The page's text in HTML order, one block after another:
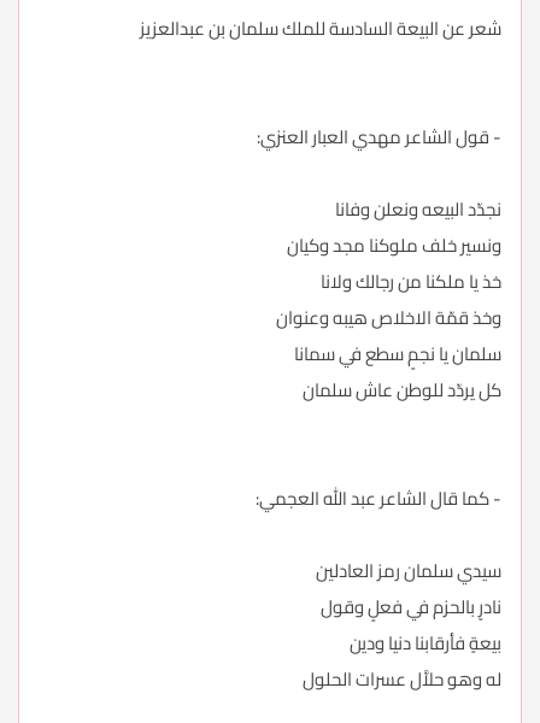
شعر عن البيعة السادسة للملك سلمان بن عبدالعزيز
- قول الشاعر مهدي العبار العنزي:
نجدّد البيعه ونعلن وفانا
ونسير خلف ملوكنا مجد وكيان
خذ يا ملكنا من رجالك ولانا
وخذ قمّة الاخلاص هيبه وعنوان
سلمان يا نجمٍ سطع في سمانا
كل يردّد للوطن عاش سلمان
- كما قال الشاعر عبد الله العجمي:
سيدي سلمان رمز العادلين
نادرٍ بالحزم في فعلٍ وقول
بيعةٍ فأرقابنا دنيا ودين
له وهو حلاَّل عسرات الحلول